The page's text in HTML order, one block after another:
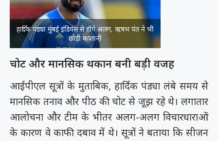
हार्दिक पंड्या मुंबई इंडियंस से होंगे अलग, ऋषभ पंत ने भी
छोड़ी कप्तानी
चोट और मानसिक थकान बनी बड़ी वजह
आईपीएल सूत्रों के मुताबिक, हार्दिक पंड्या लंबे समय से
मानसिक तनाव और पीठ की चोट से जूझ रहे थे। लगातार
आलोचना और टीम के भीतर अलग-अलग विचारधाराओं
के कारण वे काफी दबाव में थे। सूत्रों ने बताया कि सीजन